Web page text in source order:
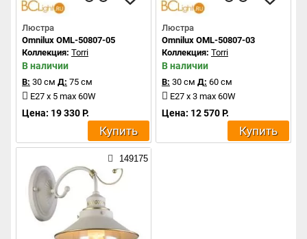
Люстра
Omnilux OML-50807-05
Коллекция: Torri
В наличии
В: 30 см Д: 75 см
E27 x 5 max 60W
Цена: 19 330 Р.
Купить
Люстра
Omnilux OML-50807-03
Коллекция: Torri
В наличии
В: 30 см Д: 60 см
E27 x 3 max 60W
Цена: 12 570 Р.
Купить
149175